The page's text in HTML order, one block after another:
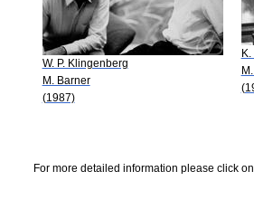
W. P. Klingenberg
M. Barner
(1987)
For more detailed information please click